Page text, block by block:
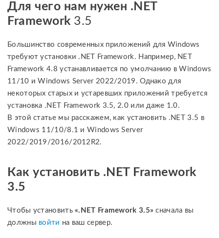
Для чего нам нужен .NET
Framework 3.5
Большинство современных приложений для Windows
требуют установки .NET Framework. Например, NET
Framework 4.8 устанавливается по умолчанию в Windows
11/10 и Windows Server 2022/2019. Однако для
некоторых старых и устаревших приложений требуется
установка .NET Framework 3.5, 2.0 или даже 1.0.
В этой статье мы расскажем, как установить .NET 3.5 в
Windows 11/10/8.1 и Windows Server
2022/2019/2016/2012R2.
Как установить .NET Framework
3.5
Чтобы установить«.NET Framework 3.5» сначала вы
должны войти на ваш сервер.